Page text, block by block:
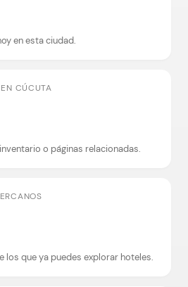
en esta ciudad.
CÚCUTA
o páginas relacionadas.
los que ya puedes explorar hoteles.